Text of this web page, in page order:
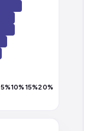
5%10%15%20%